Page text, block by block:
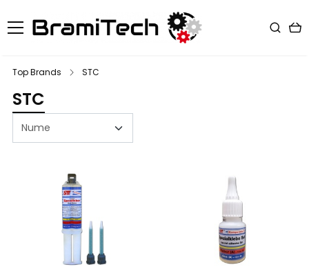
Top Brands STC
STC